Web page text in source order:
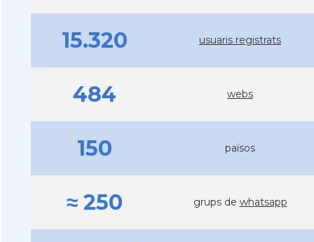
15.320 usuaris registrats
484 webs
150 països
≈ 250 grups de whatsapp